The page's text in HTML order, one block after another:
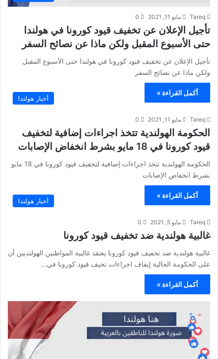
Tareq مايو 11, 2021 0
تأجيل الإعلان عن تخفيف قيود كورونا في هولندا
حتى الأسبوع المقبل ولكن ماذا عن نصائح السفر
تأجيل الإعلان عن تخفيف قيود كورونا في هولندا حتى الأسبوع المقبل
ولكن ماذا عن نصائح السفر
أكمل القراءة »
أخبار هولندا
Tareq مايو 11, 2021 0
الحكومة الهولندية تتخذ اجراءات إضافية لتخفيف
قيود كورونا في 18 مايو بشرط انخفاض الإصابات
الحكومة الهولندية تتخذ اجراءات إضافية لتخفيف قيود كورونا في 18 مايو
بشرط انخفاض الإصابات
أكمل القراءة »
أخبار هولندا
Tareq مايو 5, 2021 0
غالبية هولندية ضد تخفيف قيود كورونا
غالبية هولندية ضد تخفيف قيود كورونا يعتقد غالبية المواطنين الهولنديين أن
على الحكومة الحالية إيقاف اجراءات تخيف قيود كورونا في…
أكمل القراءة »